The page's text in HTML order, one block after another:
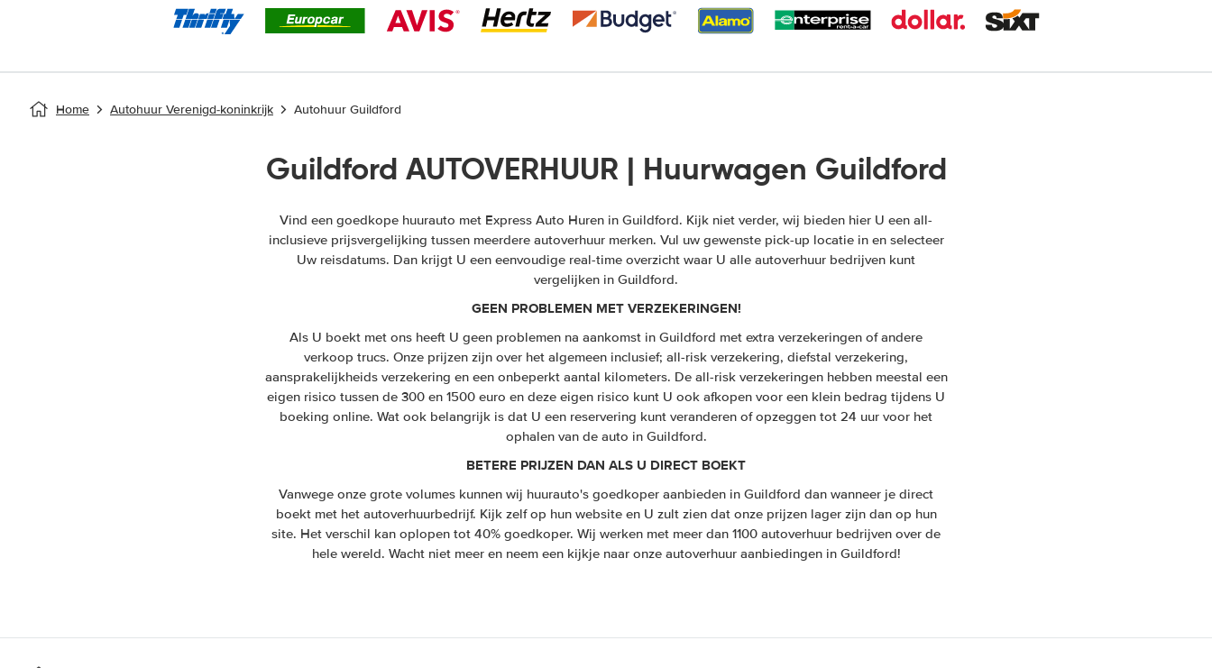
Home Autohuur Verenigd-koninkrijk Autohuur Guildford
Guildford AUTOVERHUUR | Huurwagen Guildford
Vind een goedkope huurauto met Express Auto Huren in Guildford. Kijk niet verder, wij bieden hier U een all-
inclusieve prijsvergelijking tussen meerdere autoverhuur merken. Vul uw gewenste pick-up locatie in en selecteer
Uw reisdatums. Dan krijgt U een eenvoudige real-time overzicht waar U alle autoverhuur bedrijven kunt
vergelijken in Guildford.
GEEN PROBLEMEN MET VERZEKERINGEN!
Als U boekt met ons heeft U geen problemen na aankomst in Guildford met extra verzekeringen of andere
verkoop trucs. Onze prijzen zijn over het algemeen inclusief; all-risk verzekering, diefstal verzekering,
aansprakelijkheids verzekering en een onbeperkt aantal kilometers. De all-risk verzekeringen hebben meestal een
eigen risico tussen de 300 en 1500 euro en deze eigen risico kunt U ook afkopen voor een klein bedrag tijdens U
boeking online. Wat ook belangrijk is dat U een reservering kunt veranderen of opzeggen tot 24 uur voor het
ophalen van de auto in Guildford.
BETERE PRIJZEN DAN ALS U DIRECT BOEKT
Vanwege onze grote volumes kunnen wij huurauto's goedkoper aanbieden in Guildford dan wanneer je direct
boekt met het autoverhuurbedrijf. Kijk zelf op hun website en U zult zien dat onze prijzen lager zijn dan op hun
site. Het verschil kan oplopen tot 40% goedkoper. Wij werken met meer dan 1100 autoverhuur bedrijven over de
hele wereld. Wacht niet meer en neem een kijkje naar onze autoverhuur aanbiedingen in Guildford!